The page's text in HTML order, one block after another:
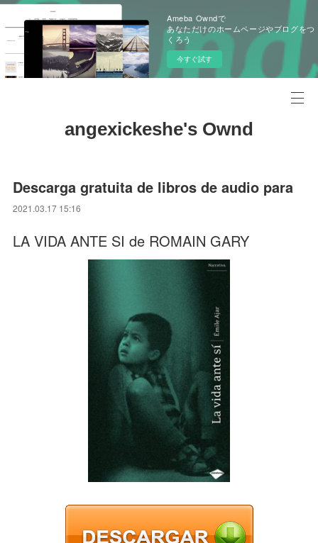
Ameba Owndで
あなただけのホームページやブログをつ
くろう
今すぐ試す
angexickeshe's Ownd
Descarga gratuita de libros de audio para
2021.03.17 15:16
LA VIDA ANTE SI de ROMAIN GARY